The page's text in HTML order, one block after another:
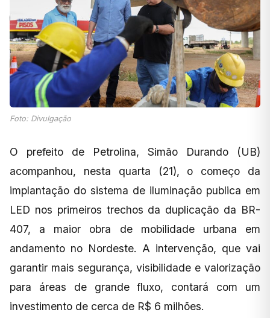
Foto: Divulgação
O prefeito de Petrolina, Simão Durando (UB)
acompanhou, nesta quarta (21), o começo da
implantação do sistema de iluminação publica em
LED nos primeiros trechos da duplicação da BR-
407, a maior obra de mobilidade urbana em
andamento no Nordeste. A intervenção, que vai
garantir mais segurança, visibilidade e valorização
para áreas de grande fluxo, contará com um
investimento de cerca de R$ 6 milhões.